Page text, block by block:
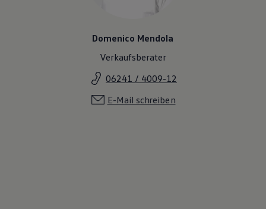
Domenico Mendola
Verkaufsberater
06241 / 4009-12
E-Mail schreiben